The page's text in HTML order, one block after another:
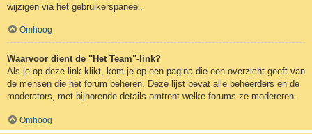
wijzigen via het gebruikerspaneel.
Omhoog
Waarvoor dient de "Het Team"-link?
Als je op deze link klikt, kom je op een pagina die een overzicht geeft van
de mensen die het forum beheren. Deze lijst bevat alle beheerders en de
moderators, met bijhorende details omtrent welke forums ze modereren.
Omhoog